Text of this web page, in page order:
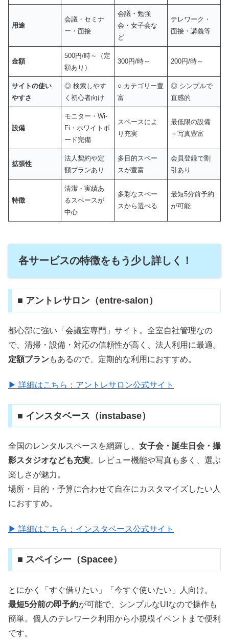
用途
会議・セミナ
ー・面接
会議・勉強
会・女子会な
ど
テレワーク・
面接・講義等
金額
500円/時～（定
額あり）
300円/時～ 200円/時～
サイトの使い
やすさ
◎ 検索しやす
く初心者向け
○ カテゴリー豊
富
◎ シンプルで
直感的
設備
モニター・Wi-
Fi・ホワイトボ
ード完備
スペースによ
り充実
最低限の設備
＋写真豊富
拡張性
法人契約や定
額プランあり
多目的スペー
スが豊富
会員登録で割
引あり
特徴
清潔・実績あ
るスペースが
中心
多彩なスペー
スから選べる
最短5分前予約
が可能
各サービスの特徴をもう少し詳しく！
■ アントレサロン（entre-salon）
都心部に強い「会議室専門」サイト。全室自社管理なの
で、清掃・設備・対応の信頼性が高く、法人利用に最適。
定額プランもあるので、定期的な利用におすすめ。
▶ 詳細はこちら：アントレサロン公式サイト
■ インスタベース（instabase）
全国のレンタルスペースを網羅し、 女子会・誕生日会・撮
影スタジオなども充実。レビュー機能や写真も多く、選ぶ
楽しさが魅力。
場所・目的・予算に合わせて自在にカスタマイズしたい人
におすすめ。
▶ 詳細はこちら：インスタベース公式サイト
■ スペイシー（Spacee）
とにかく「すぐ借りたい」「今すぐ使いたい」人向け。
最短5分前の即予約が可能で、シンプルなUIなので操作も
簡単。個人のテレワーク利用から小規模イベントまで便利
です。